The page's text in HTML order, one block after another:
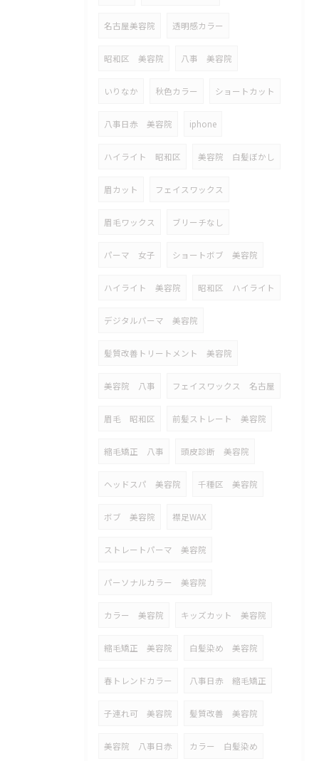
名古屋美容院 透明感カラー
昭和区 美容院 八事 美容院
いりなか 秋色カラー ショートカット
八事日赤 美容院 iphone
ハイライト 昭和区 美容院 白髪ぼかし
眉カット フェイスワックス
眉毛ワックス ブリーチなし
パーマ 女子 ショートボブ 美容院
ハイライト 美容院 昭和区 ハイライト
デジタルパーマ 美容院
髪質改善トリートメント 美容院
美容院 八事 フェイスワックス 名古屋
眉毛 昭和区 前髪ストレート 美容院
縮毛矯正 八事 頭皮診断 美容院
ヘッドスパ 美容院 千種区 美容院
ボブ 美容院 襟足WAX
ストレートパーマ 美容院
パーソナルカラー 美容院
カラー 美容院 キッズカット 美容院
縮毛矯正 美容院 白髪染め 美容院
春トレンドカラー 八事日赤 縮毛矯正
子連れ可 美容院 髪質改善 美容院
美容院 八事日赤 カラー 白髪染め